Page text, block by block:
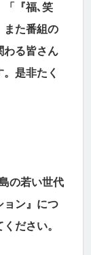
「『福､笑
また番組の
わる皆さん
是非たく
の若い世代
ョン』につ
ださい。